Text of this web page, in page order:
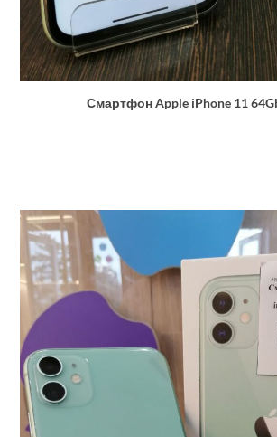
Смартфон Apple iPhone 11